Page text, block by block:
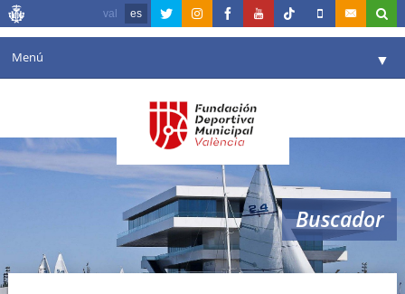
val es
Menú ▼
Agenda
Instalaciones
▼
Valencia en deporte
Buscador
náuticos